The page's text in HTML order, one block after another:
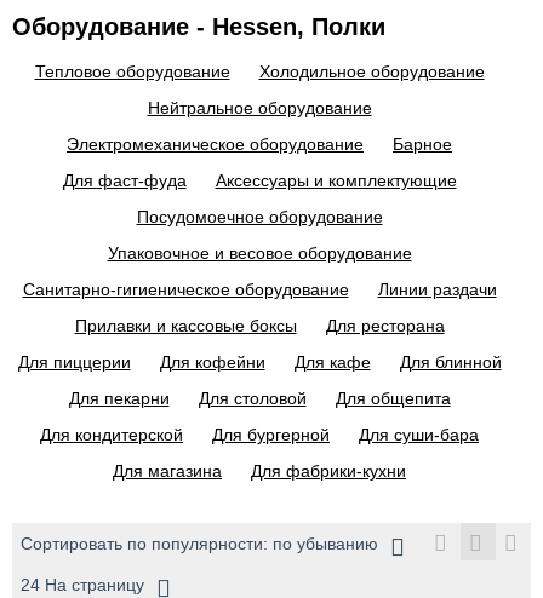
Оборудование - Hessen, Полки
Тепловое оборудование
Холодильное оборудование
Нейтральное оборудование
Электромеханическое оборудование
Барное
Для фаст-фуда
Аксессуары и комплектующие
Посудомоечное оборудование
Упаковочное и весовое оборудование
Санитарно-гигиеническое оборудование
Линии раздачи
Прилавки и кассовые боксы
Для ресторана
Для пиццерии
Для кофейни Для кафе
Для блинной
Для пекарни
Для столовой
Для общепита
Для кондитерской
Для бургерной
Для суши-бара
Для магазина
Для фабрики-кухни
Сортировать по популярности: по убыванию
24 На страницу